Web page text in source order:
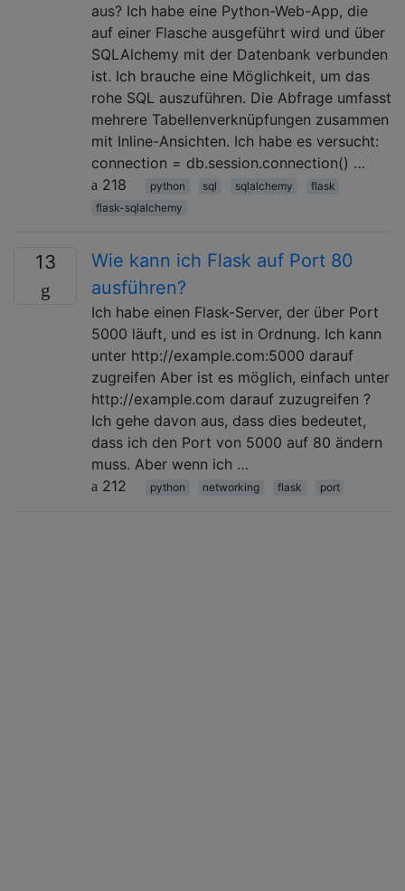
aus? Ich habe eine Python-Web-App, die
auf einer Flasche ausgeführt wird und über
SQLAlchemy mit der Datenbank verbunden
ist. Ich brauche eine Möglichkeit, um das
rohe SQL auszuführen. Die Abfrage umfasst
mehrere Tabellenverknüpfungen zusammen
mit Inline-Ansichten. Ich habe es versucht:
connection = db.session.connection() …
218
python sql sqlalchemy
flask
flask-sqlalchemy
13
Wie kann ich Flask auf Port 80
ausführen?
Ich habe einen Flask-Server, der über Port
5000 läuft, und es ist in Ordnung. Ich kann
unter http://example.com:5000 darauf
zugreifen Aber ist es möglich, einfach unter
http://example.com darauf zuzugreifen ?
Ich gehe davon aus, dass dies bedeutet,
dass ich den Port von 5000 auf 80 ändern
muss. Aber wenn ich …
212
python networking flask port